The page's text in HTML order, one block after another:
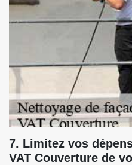
7. Limitez vos
VAT Couverture de